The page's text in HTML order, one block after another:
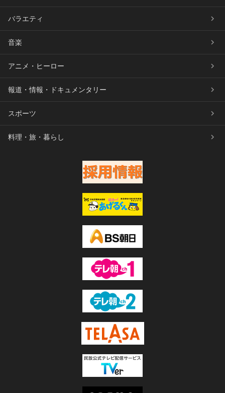
バラエティ
音楽
アニメ・ヒーロー
報道・情報・ドキュメンタリー
スポーツ
料理・旅・暮らし